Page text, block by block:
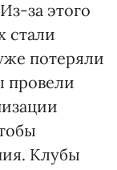
за этого
стали
потеряли
провели
Клубы